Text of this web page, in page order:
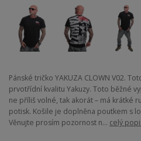
Pánské tričko YAKUZA CLOWN V02.
prvotřídní kvalitu Yakuzy. Toto běžné
ne příliš volné, tak akorát – má krátké
potisk. Košile je doplněna poutkem s
Věnujte prosím pozornost n... celý